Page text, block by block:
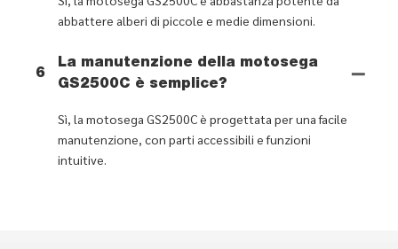
abbattere alberi di piccole e medie dimensioni.
6
La manutenzione della motosega
GS2500C è semplice?
Sì, la motosega GS2500C è progettata per una facile
manutenzione, con parti accessibili e funzioni
intuitive.